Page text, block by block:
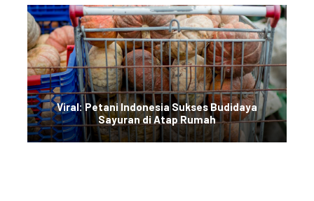
Viral: Petani Indonesia Sukses Budidaya
Sayuran di Atap Rumah